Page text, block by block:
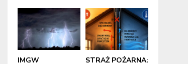
IMGW
STRAŻ POŻARNA: